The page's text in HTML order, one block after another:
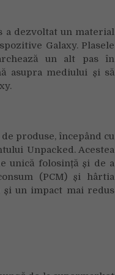
a dezvoltat un material
Galaxy. Plasele
un alt pas în
asupra mediului și să
produse, începând cu
Unpacked. Acestea
unică folosință și de a
(PCM) și hârtia
și un impact mai redus